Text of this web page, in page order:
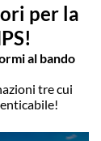
per la
al bando
tre cui